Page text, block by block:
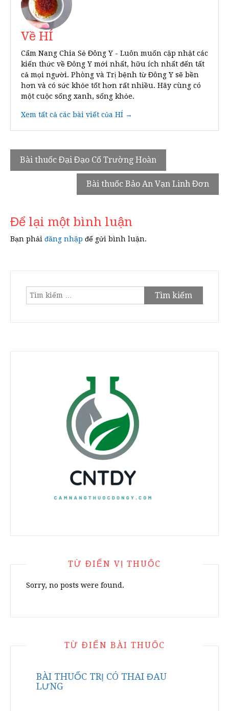
Về HÍ
Cẩm Nang Chia Sẻ Đông Y - Luôn muốn cập nhật các
kiến thức về Đông Y mới nhất, hữu ích nhất đến tất
cả mọi người. Phòng và Trị bệnh từ Đông Y sẽ bền
hơn và có sức khỏe tốt hơn rất nhiều. Hãy cùng có
một cuộc sống xanh, sống khỏe.
Xem tất cả các bài viết của HÍ →
Điều
hướng
Bài thuốc Đại Đạo Cố Trường Hoàn
Bài thuốc Bảo An Vạn Linh Đơn
Để lại một bình luận
Bạn phải đăng nhập để gửi bình luận.
Tìm
TỪ ĐIỂN VỊ THUỐC
Sorry, no posts were found.
TỪ ĐIỂN BÀI THUỐC
BÀI THUỐC TRỊ CÓ THAI ĐAU
LƯNG